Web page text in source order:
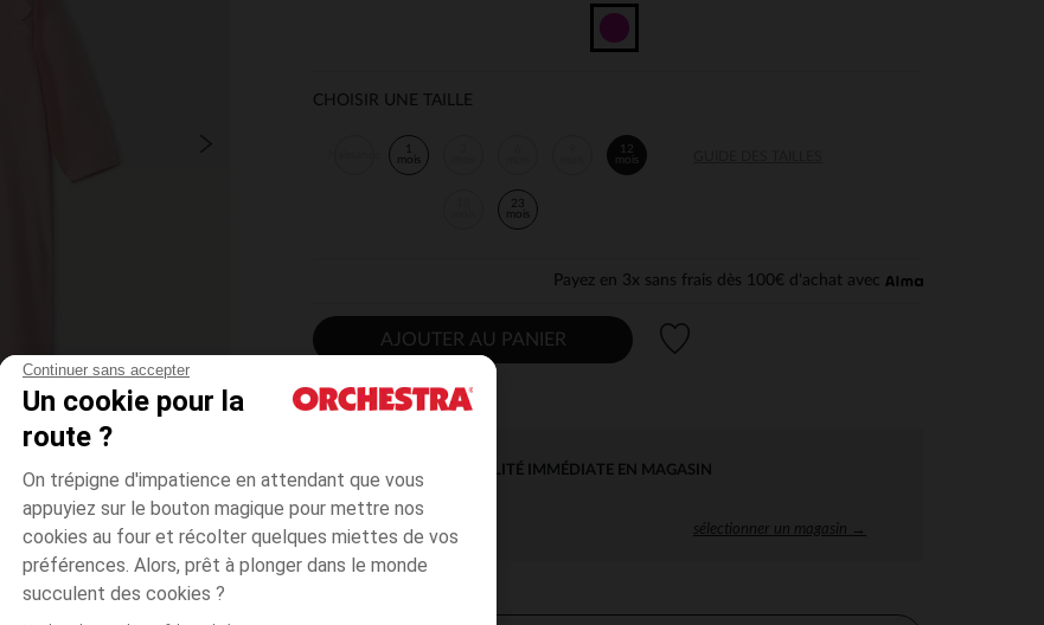
Continuer sans accepter
Un cookie pour la
route ?
On trépigne d'impatience en attendant que vous
appuyiez sur le bouton magique pour mettre nos
cookies au four et récolter quelques miettes de vos
préférences. Alors, prêt à plonger dans le monde
succulent des cookies ?
CHOISIR UNE TAILLE
1
mois
12
mois
23
mois
Payez en 3x sans frais dès 100€ d'achat avec
AJOUTER AU PANIER
DISPONIBILITÉ IMMÉDIATE EN MAGASIN
sélectionner un magasin →